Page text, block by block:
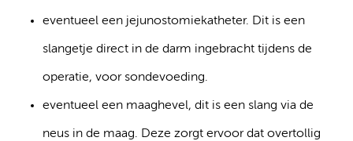
eventueel een jejunostomiekatheter. Dit is een
slangetje direct in de darm ingebracht tijdens de
operatie, voor sondevoeding.
eventueel een maaghevel, dit is een slang via de
neus in de maag. Deze zorgt ervoor dat overtollig